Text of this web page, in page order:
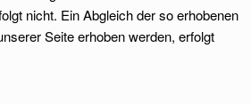
nicht. Ein Abgleich der so erhobenen
Seite erhoben werden, erfolgt